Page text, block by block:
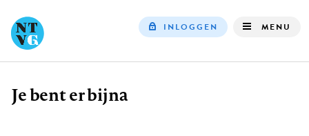
INLOGGEN MENU
Kruimelpad
Je bent er bijna